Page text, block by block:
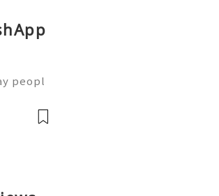
peopl
orga